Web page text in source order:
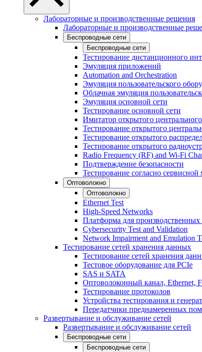
Лабораторные и производственные решения
Лабораторные и производственные
Беспроводные сети
Беспроводные сети
Тестирование дистанционного
Эмуляция приложений
Automation and Orchestration
Эмуляция пользовательского
Облачная эмуляция
Эмуляция основной сети
Тестирование основной сети
Имитатор открытого
Тестирование открытого
Тестирование открытого
Тестирование открытого
Radio Frequency (RF) and Wi-Fi
Подтверждение безопасности
Тестирование согласно сервисной
Оптоволокно
Оптоволокно
Ethernet Test
High-Speed Networks
Платформа для
Cybersecurity Test and Validation
Network Impairment and Emulation
Тестирование сетей хранения данных
Тестирование сетей хранения
Тестовое оборудование для PCIe
SAS и SATA
Оптоволоконный канал, Ethernet,
Тестирование протоколов
Устройства тестирования и
Передатчики преднамеренных
Развертывание и обслуживание сетей
Развертывание и обслуживание сетей
Беспроводные сети
Беспроводные сети